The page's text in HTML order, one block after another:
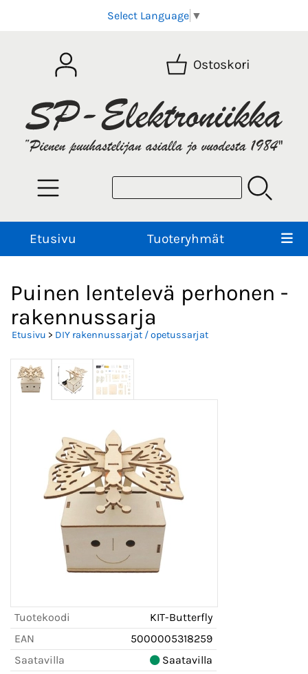
Select Language ▼
Ostoskori
Etusivu Tuoteryhmät
Puinen lentelevä perhonen -
rakennussarja
Etusivu > DIY rakennussarjat / opetussarjat
Tuotekoodi
KIT-Butterfly
EAN
5000005318259
Saatavilla
Saatavilla